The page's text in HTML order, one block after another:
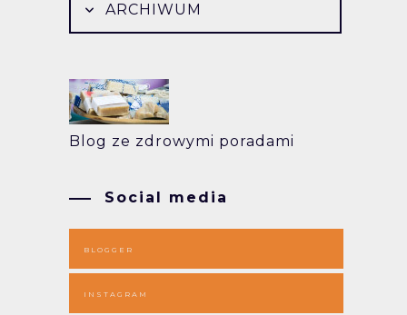
ARCHIWUM
Blog ze zdrowymi poradami
Social media
BLOGGER
INSTAGRAM